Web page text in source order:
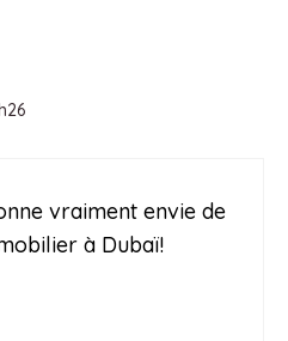
vraiment envie de
à Dubaï!